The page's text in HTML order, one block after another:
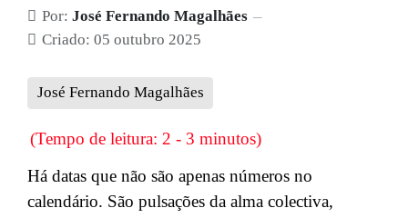
Por: José Fernando Magalhães
Criado: 05 outubro 2025
José Fernando Magalhães
(Tempo de leitura: 2 - 3 minutos)
Há datas que não são apenas números no
calendário. São pulsações da alma colectiva,